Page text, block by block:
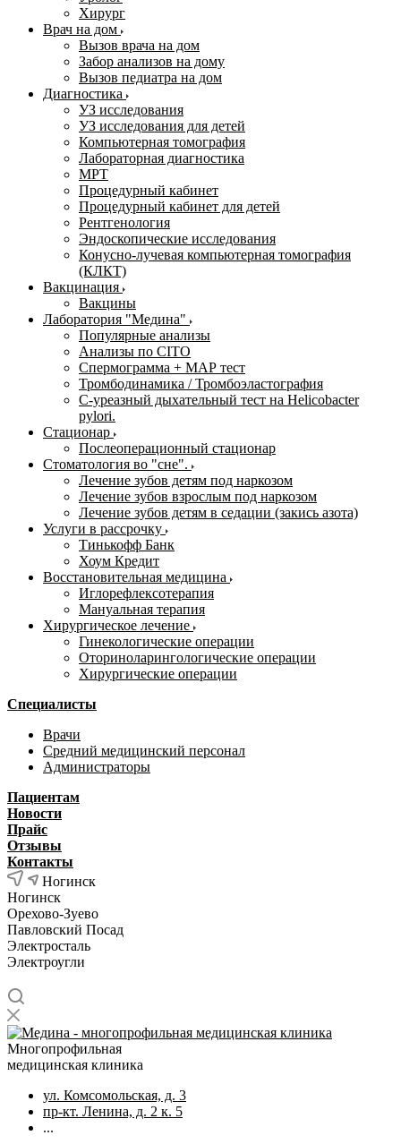
Хирург
Врач на дом
Вызов врача на дом
Забор анализов на дому
Вызов педиатра на дом
Диагностика
УЗ исследования
УЗ исследования для детей
Компьютерная томография
Лабораторная диагностика
МРТ
Процедурный кабинет
Процедурный кабинет для детей
Рентгенология
Эндоскопические исследования
Конусно-лучевая компьютерная томография
(КЛКТ)
Вакцинация
Вакцины
Лаборатория "Медина"
Популярные анализы
Анализы по CITO
Спермограмма + МАР тест
Тромбодинамика / Тромбоэластография
С-уреазный дыхательный тест на Helicobacter
pylori.
Стационар
Послеоперационный стационар
Стоматология во "сне".
Лечение зубов детям под наркозом
Лечение зубов взрослым под наркозом
Лечение зубов детям в седации (закись азота)
Услуги в рассрочку
Тинькофф Банк
Хоум Кредит
Восстановительная медицина
Иглорефлексотерапия
Мануальная терапия
Хирургическое лечение
Гинекологические операции
Оториноларингологические операции
Хирургические операции
Специалисты
Врачи
Средний медицинский персонал
Администраторы
Пациентам
Новости
Прайс
Отзывы
Контакты
Ногинск
Ногинск
Орехово-Зуево
Павловский Посад
Электросталь
Электроугли
Многопрофильная
медицинская клиника
ул. Комсомольская, д. 3
пр-кт. Ленина, д. 2 к. 5
...